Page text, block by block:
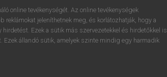
próbaverziójának elindításához
regisztrálok ésbelépek.
REGISZTRÁCIÓ
online tevékenységét. Az online tevékenységek
reklámokat jeleníthetnek meg, és korlátozhatják, hogy a
hirdetést. Ezek a sütik más szervezetekkel és hirdetőkkel is
Ezek állandó sütik, amelyek szinte mindig egy harmadik